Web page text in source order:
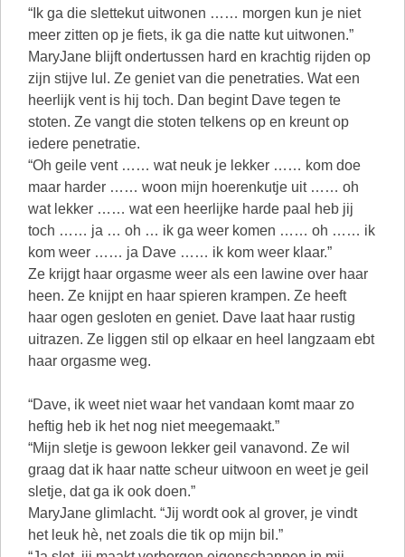
“Ik ga die slettekut uitwonen …… morgen kun je niet
meer zitten op je fiets, ik ga die natte kut uitwonen.”
MaryJane blijft ondertussen hard en krachtig rijden op
zijn stijve lul. Ze geniet van die penetraties. Wat een
heerlijk vent is hij toch. Dan begint Dave tegen te
stoten. Ze vangt die stoten telkens op en kreunt op
iedere penetratie.
“Oh geile vent …… wat neuk je lekker …… kom doe
maar harder …… woon mijn hoerenkutje uit …… oh
wat lekker …… wat een heerlijke harde paal heb jij
toch …… ja … oh … ik ga weer komen …… oh …… ik
kom weer …… ja Dave …… ik kom weer klaar.”
Ze krijgt haar orgasme weer als een lawine over haar
heen. Ze knijpt en haar spieren krampen. Ze heeft
haar ogen gesloten en geniet. Dave laat haar rustig
uitrazen. Ze liggen stil op elkaar en heel langzaam ebt
haar orgasme weg.
“Dave, ik weet niet waar het vandaan komt maar zo
heftig heb ik het nog niet meegemaakt.”
“Mijn sletje is gewoon lekker geil vanavond. Ze wil
graag dat ik haar natte scheur uitwoon en weet je geil
sletje, dat ga ik ook doen.”
MaryJane glimlacht. “Jij wordt ook al grover, je vindt
het leuk hè, net zoals die tik op mijn bil.”